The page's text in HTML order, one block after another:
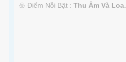
️☣️ Điểm Nỗi Bật :Thu Âm Và Loa.